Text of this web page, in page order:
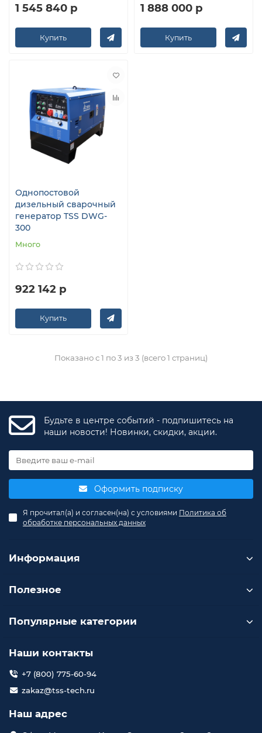
1 545 840 р
Купить
1 888 000 р
Купить
Однопостовой
дизельный сварочный
генератор TSS DWG-
300
Много
922 142 р
Купить
Показано с 1 по 3 из 3 (всего 1 страниц)
Будьте в центре событий - подпишитесь на
наши новости! Новинки, скидки, акции.
Оформить подписку
Я прочитал(а) и согласен(на) с условиями Политика об
обработке персональных данных
Информация
Полезное
Популярные категории
Наши контакты
+7 (800) 775-60-94
zakaz@tss-tech.ru
Наш адрес